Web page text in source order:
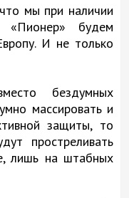
мы при наличии
«Пионер» будем
И не только
бездумных
массировать и
защиты, то
простреливать
лишь на штабных